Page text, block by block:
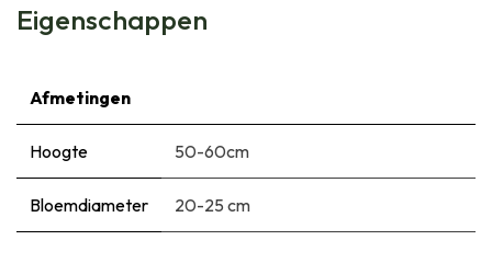
Eigenschappen
Afmetingen
Hoogte 50-60cm
Bloemdiameter 20-25 cm